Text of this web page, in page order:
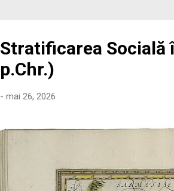
Stratificarea Socială
p.Chr.)
- mai 26, 2026